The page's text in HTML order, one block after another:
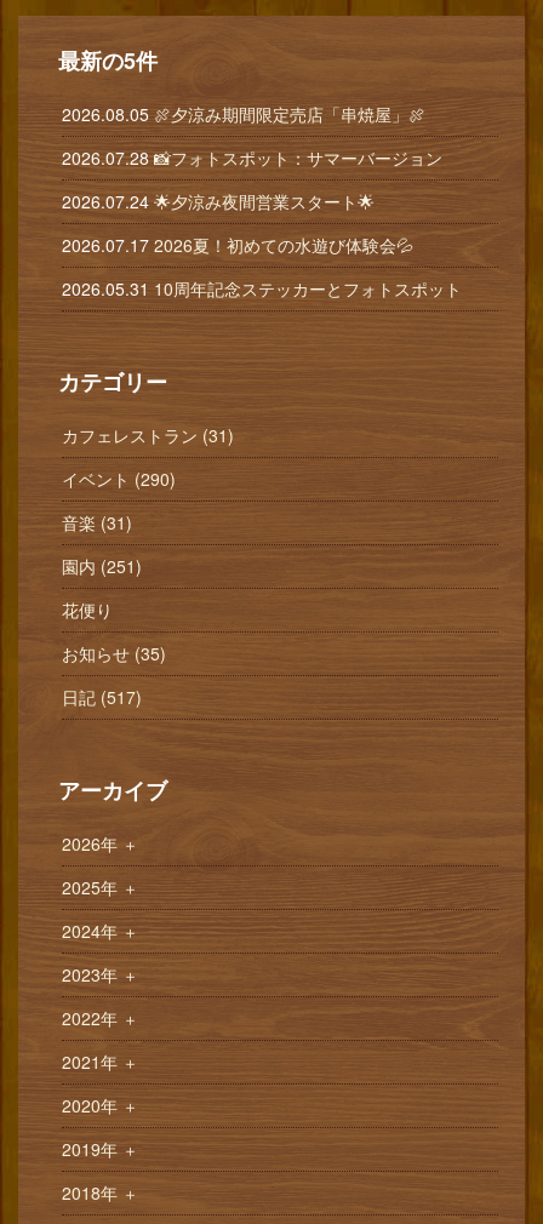
最新の5件
2026.08.05 🍖夕涼み期間限定売店「串焼屋」🍖
2026.07.28 📸フォトスポット：サマーバージョン
2026.07.24 🌟夕涼み夜間営業スタート🌟
2026.07.17 2026夏！初めての水遊び体験会💦
2026.05.31 10周年記念ステッカーとフォトスポット
カテゴリー
カフェレストラン (31)
イベント (290)
音楽 (31)
園内 (251)
花便り
お知らせ (35)
日記 (517)
アーカイブ
2026年 ＋
2025年 ＋
2024年＋
2023年 ＋
2022年 ＋
2021年 ＋
2020年 ＋
2019年 ＋
2018年 ＋